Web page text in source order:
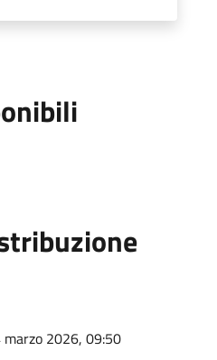
marzo 2026, 09:50